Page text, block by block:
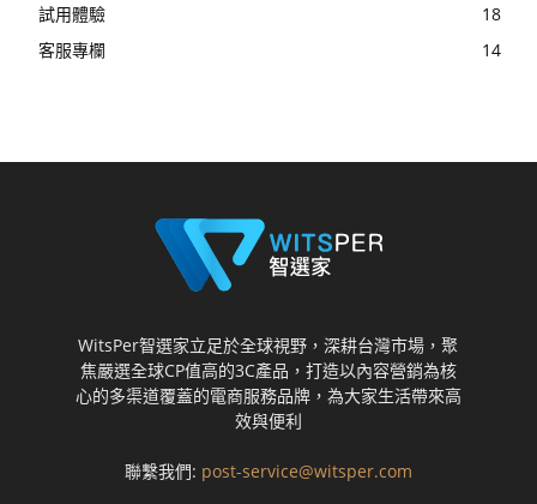
試用體驗
18
客服專欄
14
WitsPer智選家立足於全球視野，深耕台灣市場，聚
焦嚴選全球CP值高的3C產品，打造以內容營銷為核
心的多渠道覆蓋的電商服務品牌，為大家生活帶來高
效與便利
聯繫我們: post-service@witsper.com